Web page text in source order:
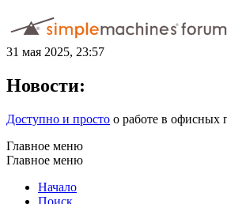
31 мая 2025, 23:57
Новости:
Доступно и просто о работе в офисных
Главное меню
Главное меню
Начало
Поиск